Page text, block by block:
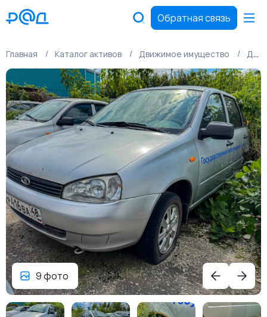
Обратная связь
Главная Каталог активов Движимое имущество Движимое имущество
9 фото